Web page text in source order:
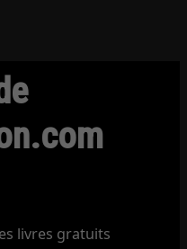
livres gratuits